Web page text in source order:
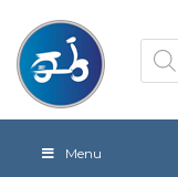
Menu